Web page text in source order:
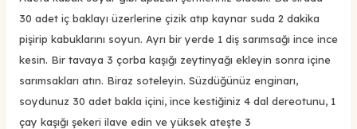
30 adet iç baklayı üzerlerine çizik atıp kaynar suda 2 dakika
pişirip kabuklarını soyun. Ayrı bir yerde 1 diş sarımsağı ince ince
kesin. Bir tavaya 3 çorba kaşığı zeytinyağı ekleyin sonra içine
sarımsakları atın. Biraz soteleyin. Süzdüğünüz enginarı,
soydunuz 30 adet bakla içini, ince kestiğiniz 4 dal dereotunu, 1
çay kaşığı şekeri ilave edin ve yüksek ateşte 3